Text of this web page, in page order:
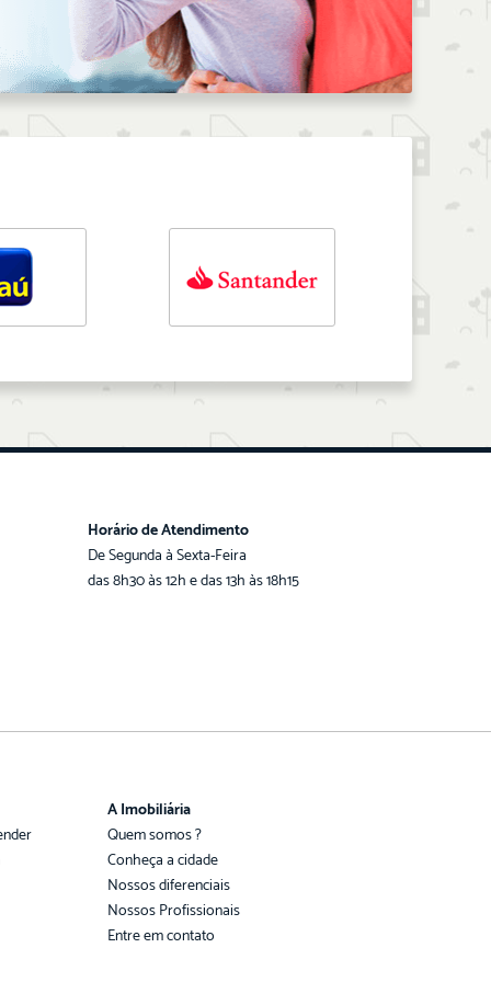
Horário de Atendimento
De Segunda à Sexta-Feira
das 8h30 às 12h e das 13h às 18h15
A Imobiliária
Quem somos ?
Conheça a cidade
Nossos diferenciais
Nossos Profissionais
Entre em contato